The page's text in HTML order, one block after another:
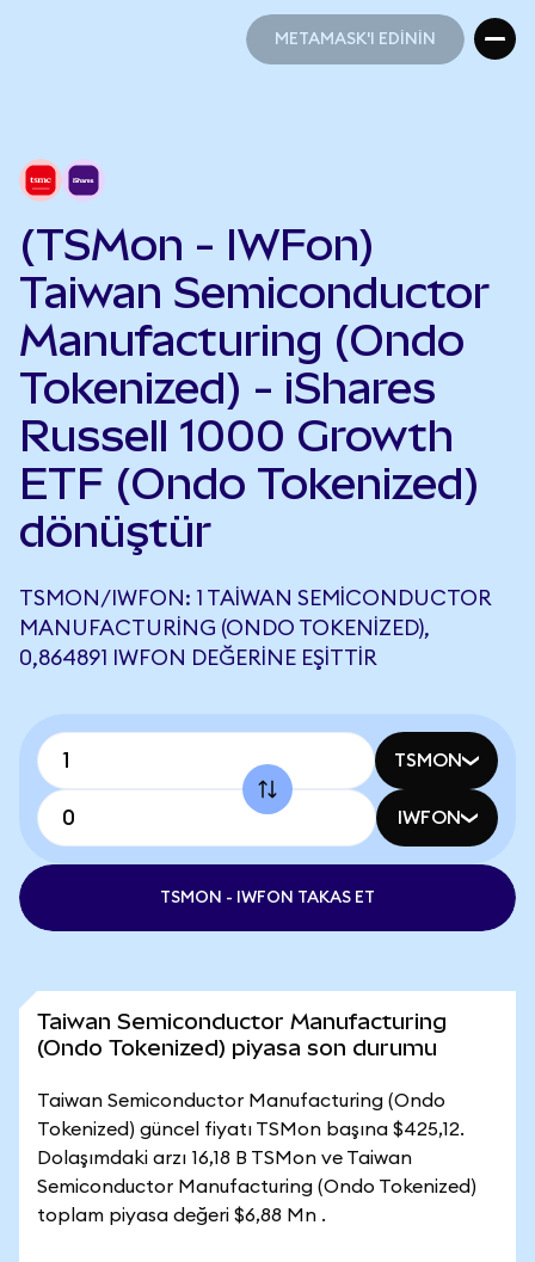
METAMASK'I EDİNİN
(TSMon - IWFon)
Taiwan Semiconductor
Manufacturing (Ondo
Tokenized) - iShares
Russell 1000 Growth
ETF (Ondo Tokenized)
dönüştür
TSMON/IWFON: 1 TAIWAN SEMICONDUCTOR
MANUFACTURING (ONDO TOKENIZED),
0,864891 IWFON DEĞERINE EŞITTIR
TSMON
IWFON
TSMON - IWFON TAKAS ET
Taiwan Semiconductor Manufacturing
(Ondo Tokenized) piyasa son durumu
Taiwan Semiconductor Manufacturing (Ondo
Tokenized) güncel fiyatı TSMon başına $425,12.
Dolaşımdaki arzı 16,18 B TSMon ve Taiwan
Semiconductor Manufacturing (Ondo Tokenized)
toplam piyasa değeri $6,88 Mn .